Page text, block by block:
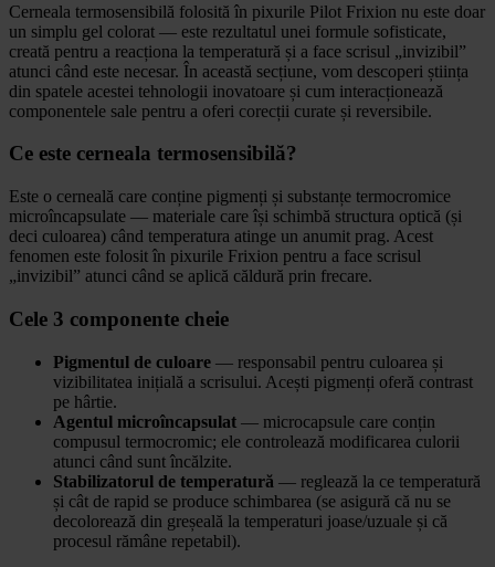
Cerneala termosensibilă folosită în pixurile Pilot Frixion nu este doar
un simplu gel colorat — este rezultatul unei formule sofisticate,
creată pentru a reacționa la temperatură și a face scrisul „invizibil”
atunci când este necesar. În această secțiune, vom descoperi știința
din spatele acestei tehnologii inovatoare și cum interacționează
componentele sale pentru a oferi corecții curate și reversibile.
Ce este cerneala termosensibilă?
Este o cerneală care conține pigmenți și substanțe termocromice
microîncapsulate — materiale care își schimbă structura optică (și
deci culoarea) când temperatura atinge un anumit prag. Acest
fenomen este folosit în pixurile Frixion pentru a face scrisul
„invizibil” atunci când se aplică căldură prin frecare.
Cele 3 componente cheie
Pigmentul de culoare — responsabil pentru culoarea și
vizibilitatea inițială a scrisului. Acești pigmenți oferă contrast
pe hârtie.
Agentul microîncapsulat — microcapsule care conțin
compusul termocromic; ele controlează modificarea culorii
atunci când sunt încălzite.
Stabilizatorul de temperatură — reglează la ce temperatură
și cât de rapid se produce schimbarea (se asigură că nu se
decolorează din greșeală la temperaturi joase/uzuale și că
procesul rămâne repetabil).